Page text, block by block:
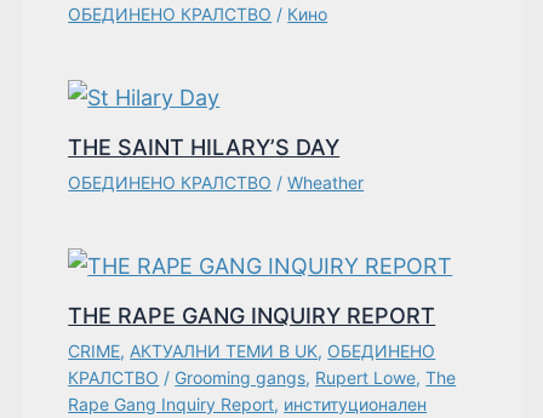
ОБЕДИНЕНО КРАЛСТВО / Кино
THE SAINT HILARY’S DAY
ОБЕДИНЕНО КРАЛСТВО /Wheather
THE RAPE GANG INQUIRY REPORT
CRIME, АКТУАЛНИ ТЕМИ В UK, ОБЕДИНЕНО
КРАЛСТВО / Grooming gangs, Rupert Lowe,The
Rape Gang Inquiry Report, институционален